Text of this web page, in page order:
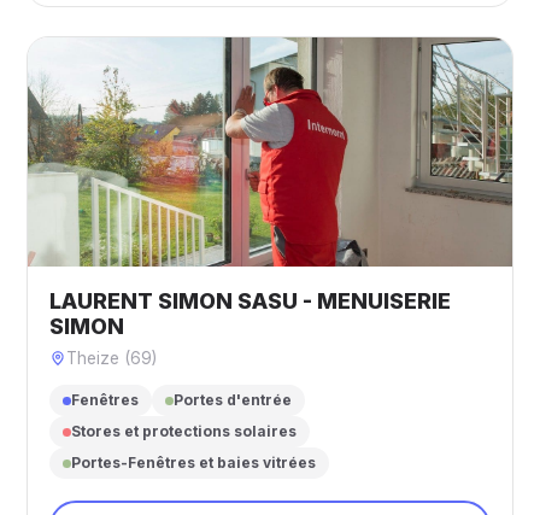
LAURENT SIMON SASU - MENUISERIE
SIMON
Theize (69)
Fenêtres
Portes d'entrée
Stores et protections solaires
Portes-Fenêtres et baies vitrées